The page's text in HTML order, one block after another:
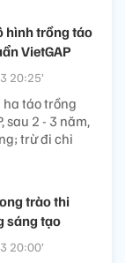
hình trồng táo
VietGAP
20:25’
táo trồng
sau 2 - 3 năm,
trừ đi chi
trào thi
sáng tạo
20:00’